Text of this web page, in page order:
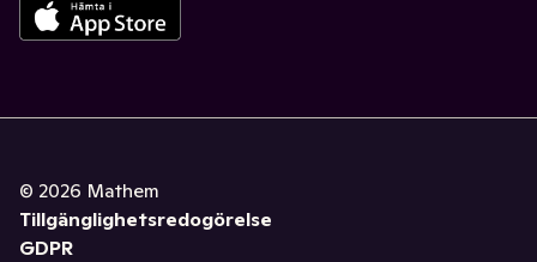
© 2026 Mathem
Tillgänglighetsredogörelse
GDPR